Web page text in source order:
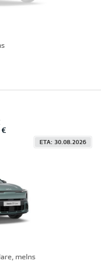
€
ETA: 30.08.2026
melns